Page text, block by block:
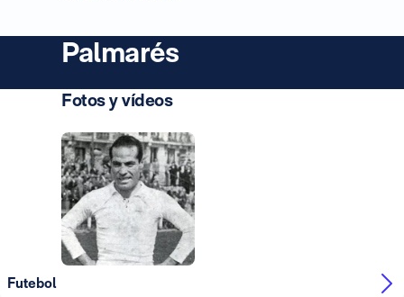
Palmarés
Fotos y vídeos
Futebol